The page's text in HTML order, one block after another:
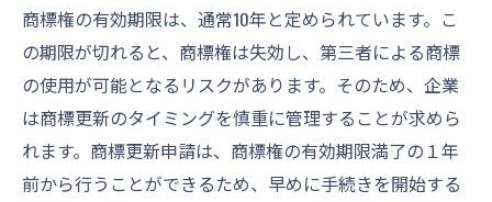
知財保護の観点から見た商標更新の必要性
商標更新で企業の知財戦略を強化する
商標裁判例から見る更新の重要性
商標更新が知財保護の柱となる理由
商標権の有効期限は、通常10年と定められています。こ
の期限が切れると、商標権は失効し、第三者による商標
の使用が可能となるリスクがあります。そのため、企業
は商標更新のタイミングを慎重に管理することが求めら
れます。商標更新申請は、商標権の有効期限満了の１年
前から行うことができるため、早めに手続きを開始する